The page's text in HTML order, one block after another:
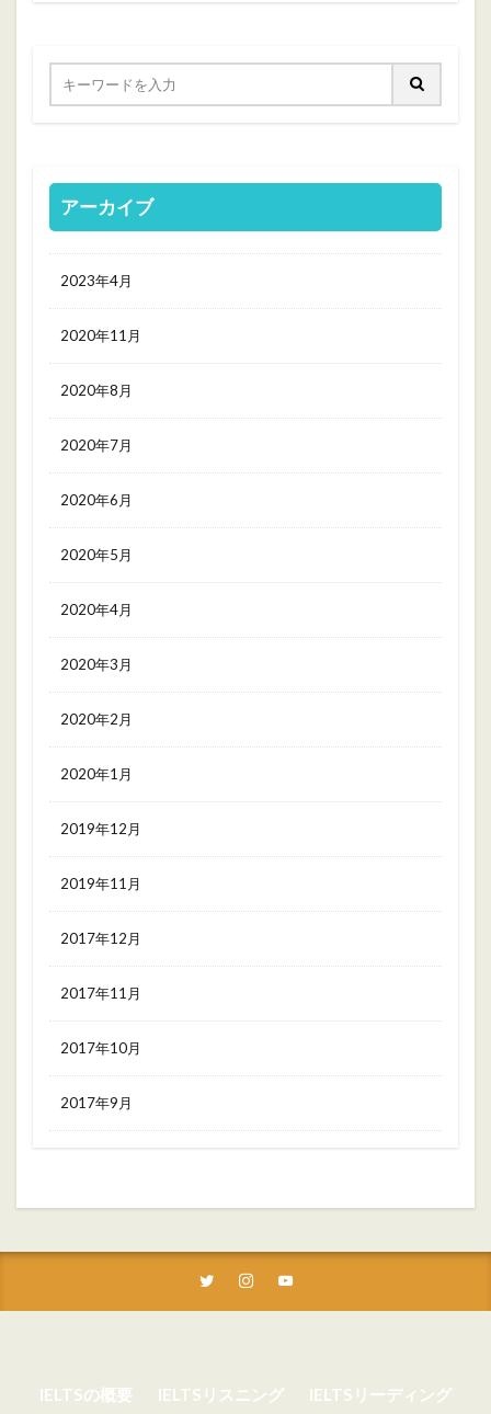
アーカイブ
2023年4月
2020年11月
2020年8月
2020年7月
2020年6月
2020年5月
2020年4月
2020年3月
2020年2月
2020年1月
2019年12月
2019年11月
2017年12月
2017年11月
2017年10月
2017年9月
IELTSの概要 IELTSリスニング
IELTSリーディング